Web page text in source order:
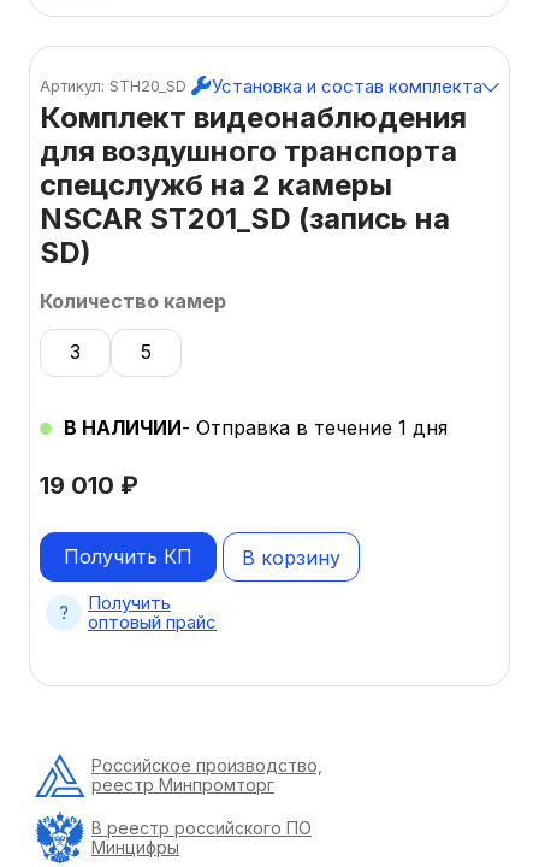
Комплект видеонаблюдения
для воздушного транспорта
спецслужб на 2 камеры
NSCAR ST201_SD (запись на
SD)
19 010 ₽
Количество камер
3 5
В НАЛИЧИИ- Отправка в течение 1 дня
Артикул: STH20_SD Установка и состав комплекта
В корзину
Получить КП
Получить
оптовый прайс
Российское производство,
реестр Минпромторг
В реестр российского ПО
Минцифры